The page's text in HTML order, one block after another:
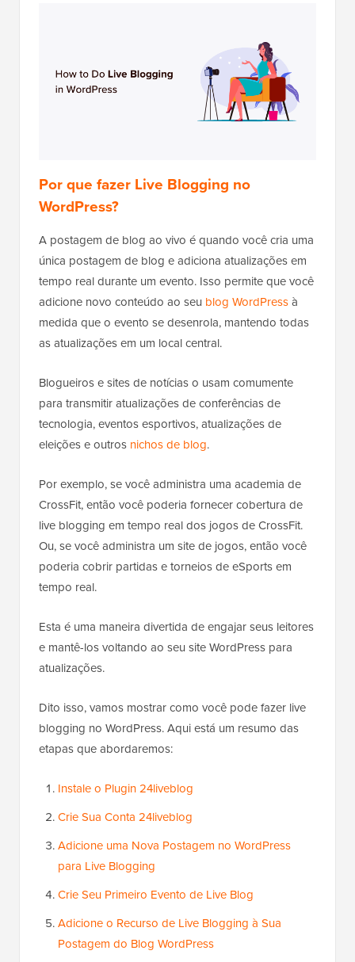
Por que fazer Live Blogging no
WordPress?
A postagem de blog ao vivo é quando você cria uma
única postagem de blog e adiciona atualizações em
tempo real durante um evento. Isso permite que você
adicione novo conteúdo ao seu blog WordPressà
medida que o evento se desenrola, mantendo todas
as atualizações em um local central.
Blogueiros e sites de notícias o usam comumente
para transmitir atualizações de conferências de
tecnologia, eventos esportivos, atualizações de
eleições e outros nichos de blog.
Por exemplo, se você administra uma academia de
CrossFit, então você poderia fornecer cobertura de
live blogging em tempo real dos jogos de CrossFit.
Ou, se você administra um site de jogos, então você
poderia cobrir partidas e torneios de eSports em
tempo real.
Esta é uma maneira divertida de engajar seus leitores
e mantê-los voltando ao seu site WordPress para
atualizações.
Dito isso, vamos mostrar como você pode fazer live
blogging no WordPress. Aqui está um resumo das
etapas que abordaremos:
Instale o Plugin 24liveblog
Crie Sua Conta 24liveblog
Adicione uma Nova Postagem no WordPress
para Live Blogging
Crie Seu Primeiro Evento de Live Blog
Adicione o Recurso de Live Blogging à Sua
Postagem do Blog WordPress